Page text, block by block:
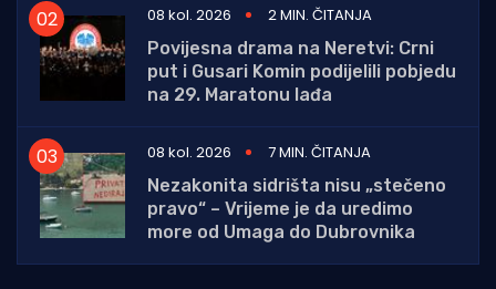
08 kol. 2026
2 MIN. ČITANJA
Povijesna drama na Neretvi: Crni
put i Gusari Komin podijelili pobjedu
na 29. Maratonu lađa
08 kol. 2026
7 MIN. ČITANJA
Nezakonita sidrišta nisu „stečeno
pravo“ – Vrijeme je da uredimo
more od Umaga do Dubrovnika